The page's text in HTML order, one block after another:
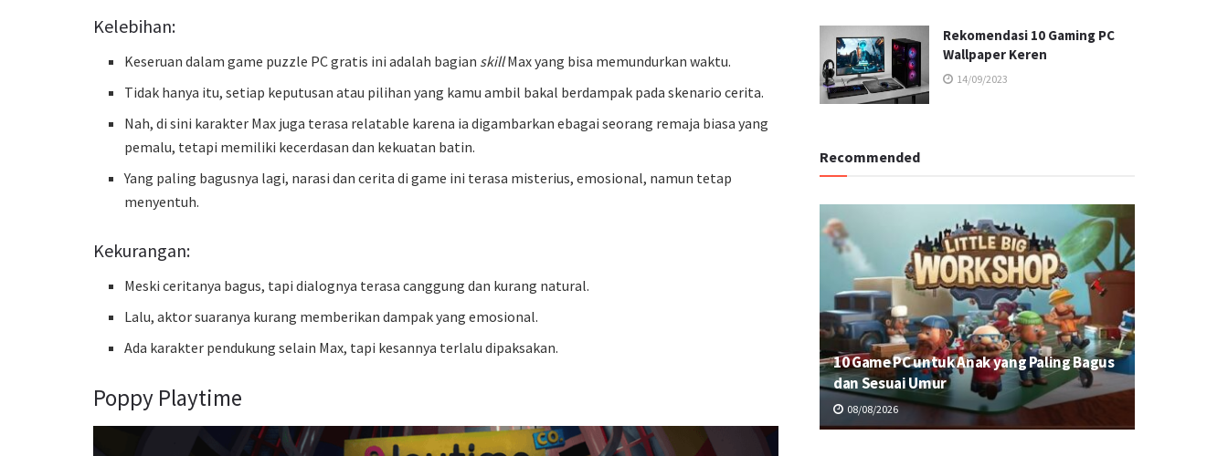
Kelebihan:
Keseruan dalam game puzzle PC gratis ini adalah bagian skillMax yang bisa memundurkan waktu.
Tidak hanya itu, setiap keputusan atau pilihan yang kamu ambil bakal berdampak pada skenario cerita.
Nah, di sini karakter Max juga terasa relatable karena ia digambarkan ebagai seorang remaja biasa yang
pemalu, tetapi memiliki kecerdasan dan kekuatan batin.
Yang paling bagusnya lagi, narasi dan cerita di game ini terasa misterius, emosional, namun tetap
menyentuh.
Kekurangan:
Meski ceritanya bagus, tapi dialognya terasa canggung dan kurang natural.
Lalu, aktor suaranya kurang memberikan dampak yang emosional.
Ada karakter pendukung selain Max, tapi kesannya terlalu dipaksakan.
Poppy Playtime
Rekomendasi 10 Gaming PC
Wallpaper Keren
14/09/2023
Recommended
10 Game PC untuk Anak yang Paling Bagus
dan Sesuai Umur
08/08/2026